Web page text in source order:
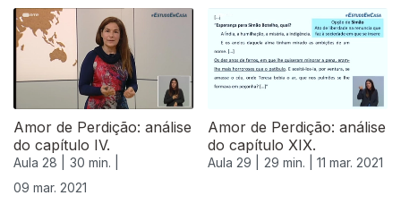
Amor de Perdição: análise
do capítulo IV.
Aula 28 |
30 min. |
09 mar. 2021
Amor de Perdição: análise
do capítulo XIX.
Aula 29 | 29 min. | 11 mar. 2021